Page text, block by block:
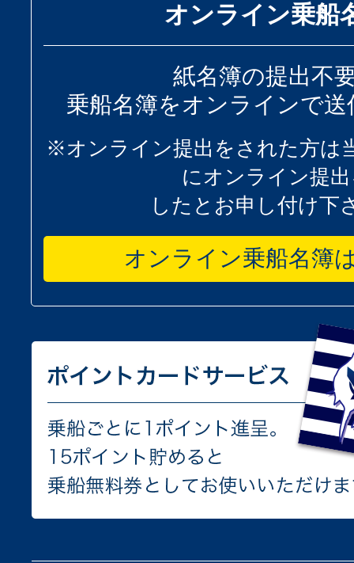
オンライン乗船
紙名簿の提出不
乗船名簿をオンラインで
※オンライン提出をされた方は
にオンライン提
したとお申し付け下
オンライン乗船名簿